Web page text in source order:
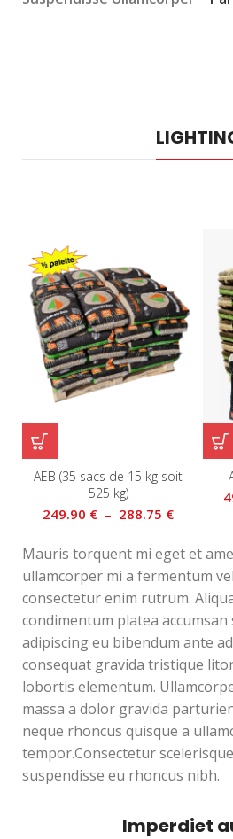
AEB (35 sacs de 15 kg soit
525 kg)
249.90 € – 288.75 €
Mauris torquent mi eget et
ullamcorper mi a fermentum
consectetur enim rutrum.
condimentum platea accumsan
adipiscing eu bibendum ante
consequat gravida tristique
lobortis elementum.
massa a dolor gravida
neque rhoncus quisque a
tempor.Consectetur
suspendisse eu rhoncus nibh.
Imperdiet